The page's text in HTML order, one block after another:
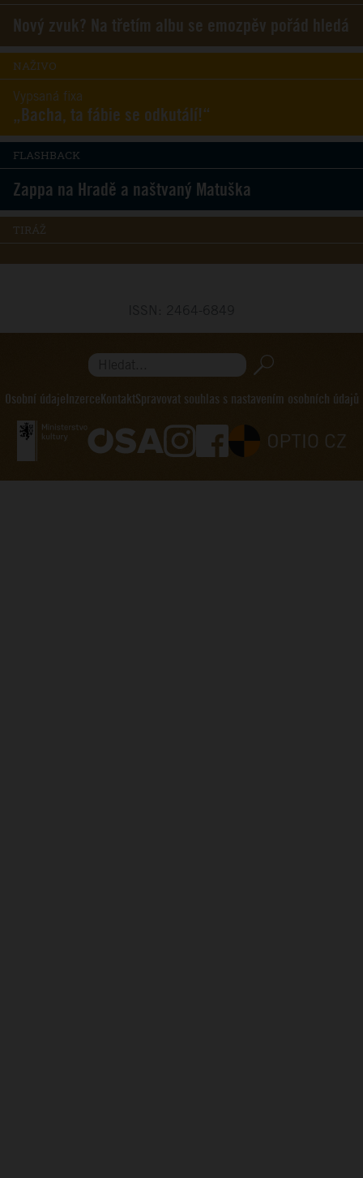
Nový zvuk? Na třetím albu se emozpěv pořád hledá
NAŽIVO
Vypsaná fixa
„Bacha, ta fábie se odkutálí!“
FLASHBACK
Zappa na Hradě a naštvaný Matuška
TIRÁŽ
Hledat...
Osobní údaje Inzerce KontaktSpravovat souhlas s nastavením osobních údajů